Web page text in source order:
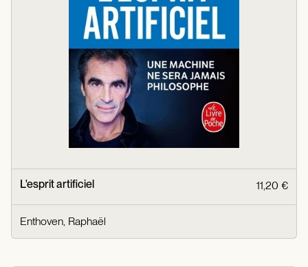
L'esprit artificiel 11,20 €
Enthoven, Raphaël